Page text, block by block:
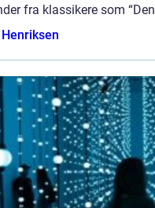
fra klassikere som